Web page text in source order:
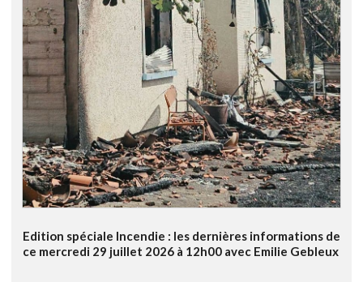
Edition spéciale Incendie : les dernières informations de
ce mercredi 29 juillet 2026 à 12h00 avec Emilie Gebleux